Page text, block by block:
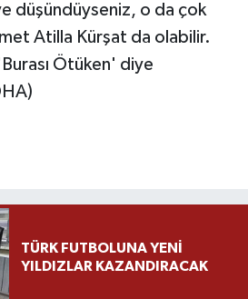
düşündüyseniz, o da çok
Atilla Kürşat da olabilir.
Ötüken' diye
TÜRK FUTBOLUNA YENİ
YILDIZLAR KAZANDIRACAK